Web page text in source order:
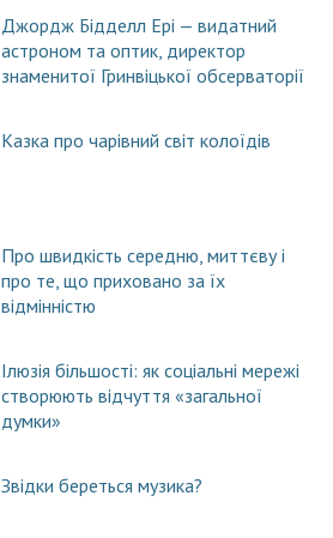
Джордж Бідделл Ері — видатний
астроном та оптик, директор
знаменитої Гринвіцької обсерваторії
Казка про чарівний світ колоїдів
Про швидкість середню, миттєву і
про те, що приховано за їх
відмінністю
Ілюзія більшості: як соціальні мережі
створюють відчуття «загальної
думки»
Звідки береться музика?